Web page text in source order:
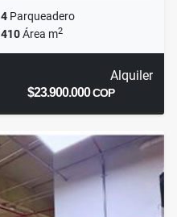
4 Parqueadero
410Área m2
Alquiler
$23.900.000COP